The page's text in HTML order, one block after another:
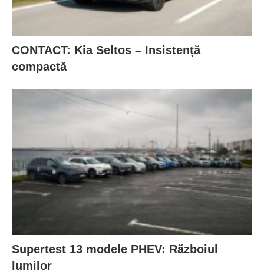
CONTACT: Kia Seltos – Insistență
compactă
Supertest 13 modele PHEV: Războiul
lumilor